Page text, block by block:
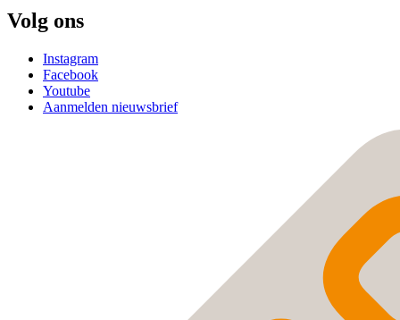
Volg ons
Instagram
Facebook
Youtube
Aanmelden nieuwsbrief